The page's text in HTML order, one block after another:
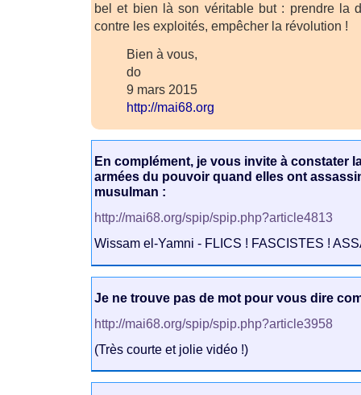
bel et bien là son véritable but : prendre la
contre les exploités, empêcher la révolution !
Bien à vous,
do
9 mars 2015
http://mai68.org
En complément, je vous invite à constater
armées du pouvoir quand elles ont
musulman :
http://mai68.org/spip/spip.php?article4813
Wissam el-Yamni - FLICS ! FASCISTES !
Je ne trouve pas de mot pour vous dire
http://mai68.org/spip/spip.php?article3958
(Très courte et jolie vidéo !)